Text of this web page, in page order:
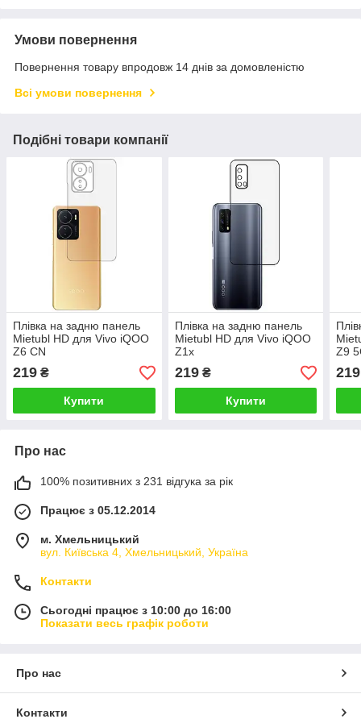
Умови повернення
Повернення товару впродовж 14 днів за домовленістю
Всі умови повернення
Подібні товари компанії
Плівка на задню панель
Mietubl HD для Vivo iQOO
Z6 CN
219 ₴
Купити
Плівка на задню панель
Mietubl HD для Vivo iQOO
Z1x
219₴
Купити
Z9
219
Про нас
100% позитивних з 231 відгука за рік
Працює з 05.12.2014
м. Хмельницький
вул. Київська 4, Хмельницький, Україна
Контакти
Сьогодні працює з 10:00 до 16:00
Показати весь графік роботи
Про нас
Контакти